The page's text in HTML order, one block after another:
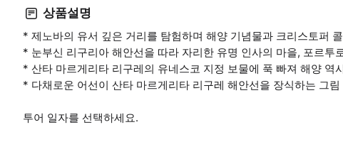
상품설명
* 제노바의 유서 깊은 거리를 탐험하며 해양 기념물과 크리스토퍼
* 눈부신 리구리아 해안선을 따라 자리한 유명 인사의 마을, 포르투
* 산타 마르게리타 리구레의 유네스코 지정 보물에 푹 빠져 해양 역
* 다채로운 어선이 산타 마르게리타 리구레 해안선을 장식하는 그
투어 일자를 선택하세요.